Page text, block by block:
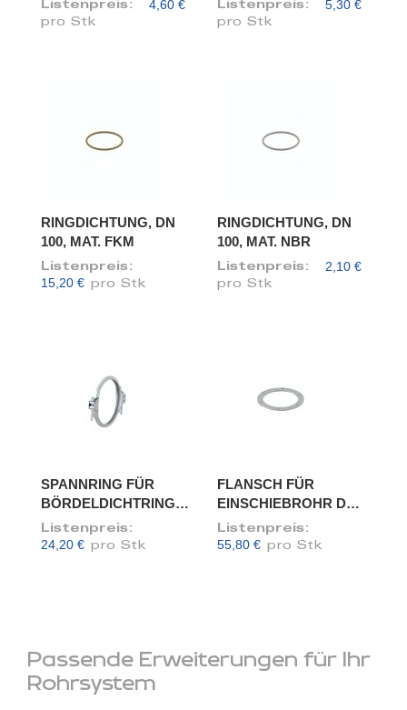
Listenpreis: 4,60 €
pro Stk
Listenpreis: 5,30 €
pro Stk
RINGDICHTUNG, DN
100, MAT. FKM
Listenpreis:
15,20 € pro Stk
RINGDICHTUNG, DN
100, MAT. NBR
Listenpreis: 2,10 €
pro Stk
SPANNRING FÜR
BÖRDELDICHTRING,
DN 100
Listenpreis:
24,20 € pro Stk
FLANSCH FÜR
EINSCHIEBROHR DN
100/98
Listenpreis:
55,80 € pro Stk
Passende Erweiterungen für Ihr
Rohrsystem